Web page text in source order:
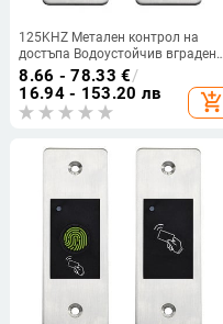
125KHZ Метален контрол на
достъпа Водоустойчив вграден
RFID четец Безключово отваряне
на врата Пръстов отпечатък
Контрол на достъпа Всичко в
машина
8.66 - 78.33 €/
16.94 - 153.20 лв
add_shopping_cart